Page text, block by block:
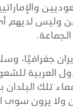
وليس لديهم
جغرافيًا،
العربية
تلك
يرون سوى